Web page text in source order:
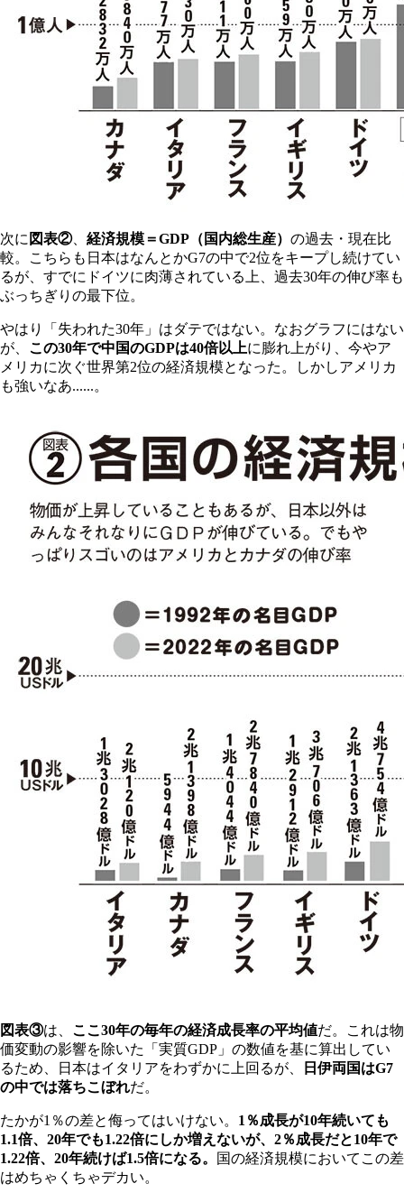
次に 図表②、 経済規模＝GDP（国内総生産） の過去・現在比
較。こちらも日本はなんとかG7の中で2位をキープし続けてい
るが、すでにドイツに肉薄されている上、過去30年の伸び率も
ぶっちぎりの最下位。
やはり「失われた30年」はダテではない。なおグラフにはない
が、 この30年で中国のGDPは40倍以上に膨れ上がり、今やア
メリカに次ぐ世界第2位の経済規模となった。しかしアメリカ
も強いなあ......。
図表③は、 ここ30年の毎年の経済成長率の平均値だ。これは物
価変動の影響を除いた「実質GDP」の数値を基に算出してい
るため、日本はイタリアをわずかに上回るが、
日伊両国はG7
の中では落ちこぼれだ。
たかが1％の差と侮ってはいけない。 1％成長が10年続いても
1.1倍、20年でも1.22倍にしか増えないが、2％成長だと10年で
1.22倍、20年続けば1.5倍になる。
国の経済規模においてこの差
はめちゃくちゃデカい。